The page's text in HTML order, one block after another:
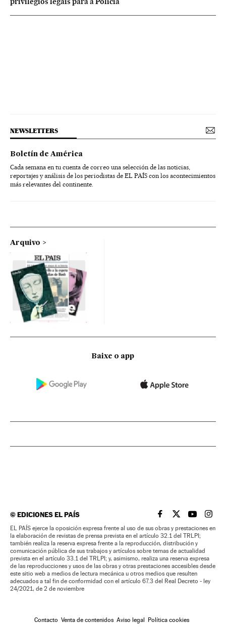
NEWSLETTERS
Boletín de América
Cada semana en tu cuenta de correo una selección de las noticias,
reportajes y análisis de los periodistas de EL PAÍS con los acontecimientos
más relevantes del continente.
Arquivo
Baixe o app
©EDICIONES EL PAÍS EL PAÍS BRASIL EN
EL PAÍSEL PAÍS
EL
EL PAÍS ejerce la oposición expresa frente al uso de sus obras y prestaciones en
la elaboración de revistas de prensa prevista en el artículo 32.1 del TRLPI;
también realiza la reserva expresa frente a la reproducción, distribución y
comunicación pública de sus trabajos y artículos sobre temas de actualidad
prevista en el artículo 33.1 del TRLPI; y, asimismo, realiza una reserva expresa
de las reproducciones y usos de las obras y otras prestaciones accesibles desde
este sitio web a medios de lectura mecánica u otros medios que resulten
adecuados a tal fin de conformidad con el artículo 67.3 del Real Decreto - ley
24/2021, de 2 de noviembre
Contacto Venta de contenidos Aviso legal Política cookies